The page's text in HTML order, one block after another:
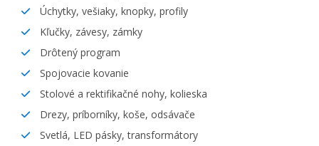
Úchytky, vešiaky, knopky, profily
Kľučky, závesy, zámky
Drôtený program
Spojovacie kovanie
Stolové a rektifikačné nohy, kolieska
Drezy, príborníky, koše, odsávače
Svetlá, LED pásky, transformátory